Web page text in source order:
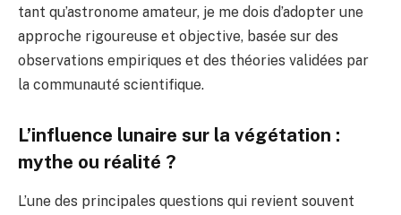
tant qu’astronome amateur, je me dois d’adopter une
approche rigoureuse et objective, basée sur des
observations empiriques et des théories validées par
la communauté scientifique.
L’influence lunaire sur la végétation :
mythe ou réalité ?
L’une des principales questions qui revient souvent